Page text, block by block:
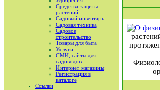
Средства защиты
растений
Садовый инвентарь
Садовая техника
Садовое
строительство
Товары для быта
Услуги
СМИ, сайты для
садоводов
Интернет магазины
Регистрация в
каталоге
Ссылки